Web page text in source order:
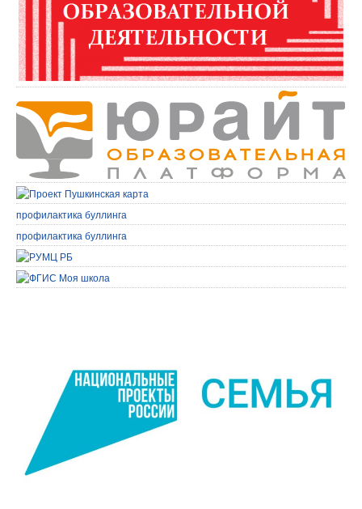
профилактика буллинга
профилактика буллинга